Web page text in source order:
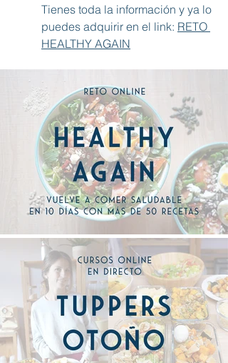
Tienes toda la información y ya lo
puedes adquirir en el link: RETO
HEALTHY AGAIN